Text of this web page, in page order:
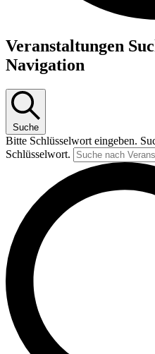
Veranstaltungen
Navigation
Suche
Bitte Schlüsselwort eingeben.
Schlüsselwort.